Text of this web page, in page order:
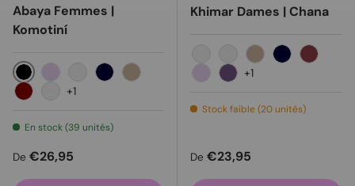
Abaya Femmes |
Komotiní
Black Lavender
+1
En stock (39 unités)
Prix habituel
De €26,95
Khimar Dames | Chana
Noir blanc
+1
Stock faible (20 unités)
Prix habituel
De €23,95